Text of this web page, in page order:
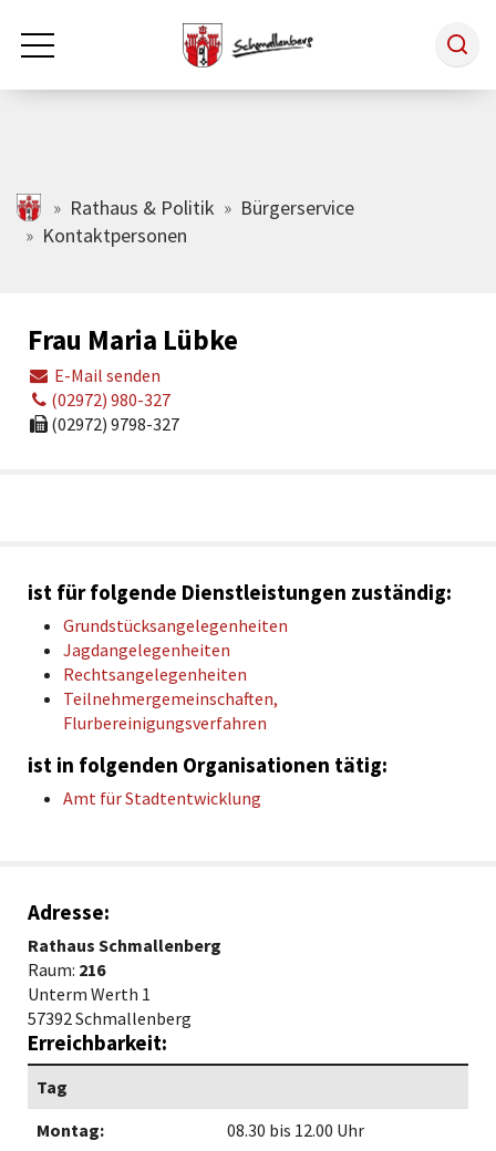
Zum Hauptinhalt springen
Rathaus & Politik
Tourismus
Freizeit & Kultur
schmallenberg.de
Rathaus & Politik
Bürgerservice
Kontaktpersonen
Frau Maria Lübke
E-Mail senden
(02972) 980-327
(02972) 9798-327
ist für folgende Dienstleistungen zuständig:
Grundstücksangelegenheiten
Jagdangelegenheiten
Rechtsangelegenheiten
Teilnehmergemeinschaften,
Flurbereinigungsverfahren
ist in folgenden Organisationen tätig:
Amt für Stadtentwicklung
Adresse:
Rathaus Schmallenberg
Raum: 216
Unterm Werth 1
57392 Schmallenberg
Erreichbarkeit:
Tag
Montag:
08.30 bis 12.00 Uhr